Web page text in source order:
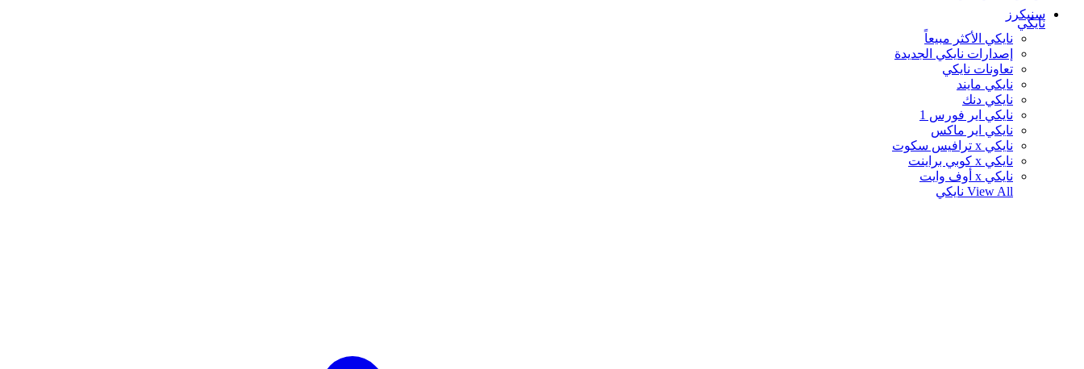
سنيكرز
نايكي
نايكي الأكثر مبيعاً
إصدارات نايكي الجديدة
تعاونات نايكي
نايكي مايند
نايكي دنك
نايكي اير فورس 1
نايكي اير ماكس
نايكي x ترافيس سكوت
نايكي x كوبي براينت
نايكي x أوف وايت
View All نايكي